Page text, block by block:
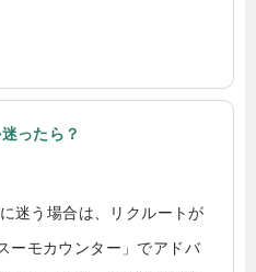
ったら？
迷う場合は、リクルートが
ーモカウンター」でアドバ